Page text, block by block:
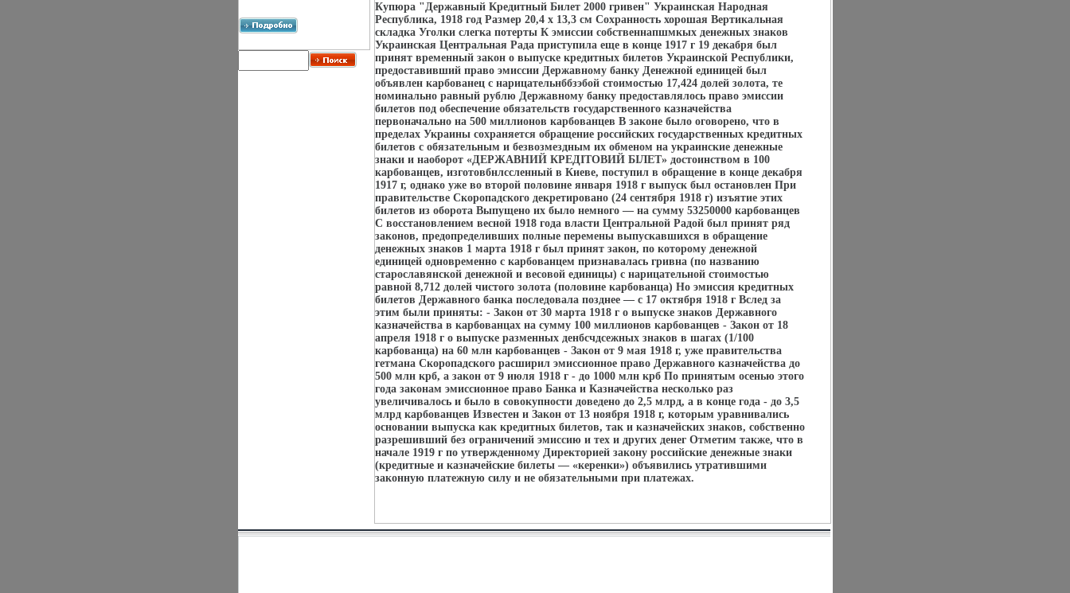
Купюра "Державный Кредитный Билет 2000 гривен" Украинская Народная
Республика, 1918 год Размер 20,4 х 13,3 см Сохранность хорошая Вертикальная
складка Уголки слегка потерты К эмиссии собственнапшмкых денежных знаков
Украинская Центральная Рада приступила еще в конце 1917 г 19 декабря был
принят временный закон о выпуске кредитных билетов Украинской Республики,
предоставивший право эмиссии Державному банку Денежной единицей был
объявлен карбованец с нарицательнббзэбой стоимостью 17,424 долей золота, те
номинально равный рублю Державному банку предоставлялось право эмиссии
билетов под обеспечение обязательств государственного казначейства
первоначально на 500 миллионов карбованцев В законе было оговорено, что в
пределах Украины сохраняется обращение российских государственных кредитных
билетов с обязательным и безвозмездным их обменом на украинские денежные
знаки и наоборот «ДЕРЖАВНИЙ КРЕДIТОВИЙ БIЛЕТ» достоинством в 100
карбованцев, изготовбнлссленный в Киеве, поступил в обращение в конце декабря
1917 г, однако уже во второй половине января 1918 г выпуск был остановлен При
правительстве Скоропадского декретировано (24 сентября 1918 г) изъятие этих
билетов из оборота Выпущено их было немного — на сумму 53250000 карбованцев
С восстановлением весной 1918 года власти Центральной Радой был принят ряд
законов, предопределивших полные перемены выпускавшихся в обращение
денежных знаков 1 марта 1918 г был принят закон, по которому денежной
единицей одновременно с карбованцем признавалась гривна (по названию
старославянской денежной и весовой единицы) с нарицательной стоимостью
равной 8,712 долей чистого золота (половине карбованца) Но эмиссия кредитных
билетов Державного банка последовала позднее — с 17 октября 1918 г Вслед за
этим были приняты: - Закон от 30 марта 1918 г о выпуске знаков Державного
казначейства в карбованцах на сумму 100 миллионов карбованцев - Закон от 18
апреля 1918 г о выпуске разменных денбсчдсежных знаков в шагах (1/100
карбованца) на 60 млн карбованцев - Закон от 9 мая 1918 г, уже правительства
гетмана Скоропадского расширил эмиссионное право Державного казначейства до
500 млн крб, а закон от 9 июля 1918 г - до 1000 млн крб По принятым осенью этого
года законам эмиссионное право Банка и Казначейства несколько раз
увеличивалось и было в совокупности доведено до 2,5 млрд, а в конце года - до 3,5
млрд карбованцев Известен и Закон от 13 ноября 1918 г, которым уравнивались
основании выпуска как кредитных билетов, так и казначейских знаков, собственно
разрешивший без ограничений эмиссию и тех и других денег Отметим также, что в
начале 1919 г по утвержденному Директорией закону российские денежные знаки
(кредитные и казначейские билеты — «керенки») объявились утратившими
законную платежную силу и не обязательными при платежах.